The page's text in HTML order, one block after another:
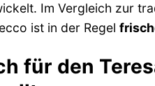
Im Vergleich zur
ist in der Regel
für den